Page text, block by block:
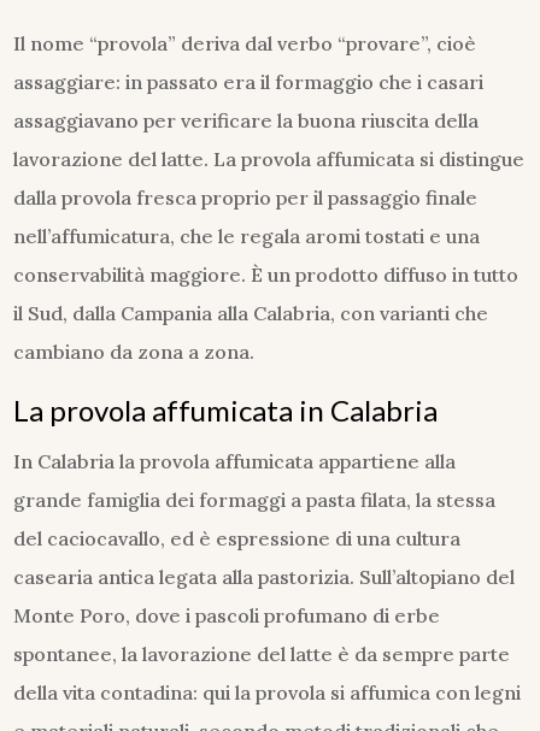
Il nome “provola” deriva dal verbo “provare”, cioè
assaggiare: in passato era il formaggio che i casari
assaggiavano per verificare la buona riuscita della
lavorazione del latte. La provola affumicata si distingue
dalla provola fresca proprio per il passaggio finale
nell’affumicatura, che le regala aromi tostati e una
conservabilità maggiore. È un prodotto diffuso in tutto
il Sud, dalla Campania alla Calabria, con varianti che
cambiano da zona a zona.
La provola affumicata in Calabria
In Calabria la provola affumicata appartiene alla
grande famiglia dei formaggi a pasta filata, la stessa
del caciocavallo, ed è espressione di una cultura
casearia antica legata alla pastorizia. Sull’altopiano del
Monte Poro, dove i pascoli profumano di erbe
spontanee, la lavorazione del latte è da sempre parte
della vita contadina: qui la provola si affumica con legni